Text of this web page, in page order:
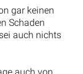
gar keinen
Schaden
auch nichts
auch von